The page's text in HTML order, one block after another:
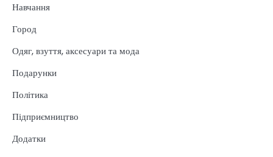
Навчання
Город
Одяг, взуття, аксесуари та мода
Подарунки
Політика
Підприємництво
Додатки